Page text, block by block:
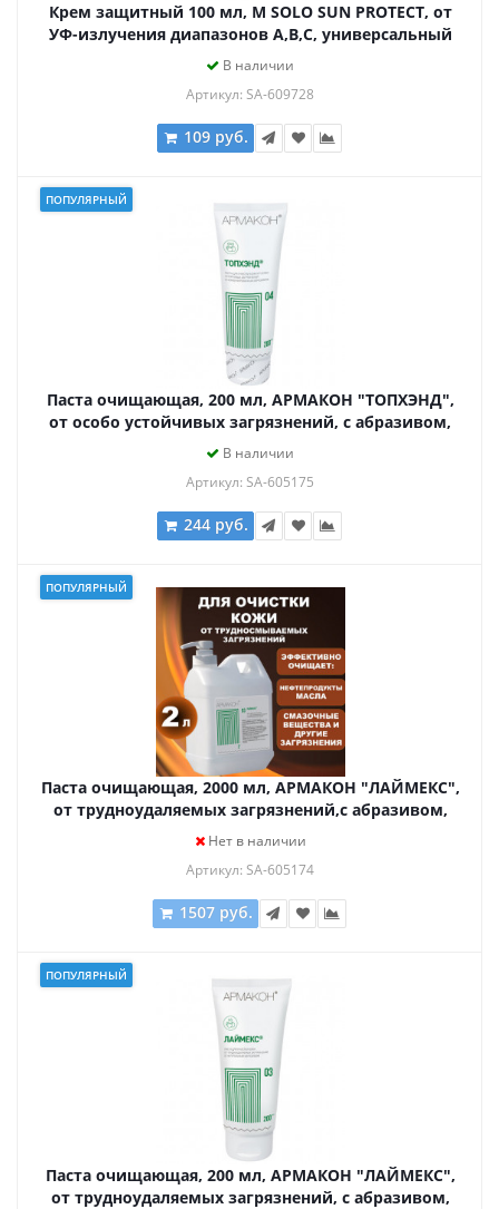
Крем защитный 100 мл, M SOLO SUN PROTECT, от
УФ-излучения диапазонов А,В,С, универсальный
В наличии
Артикул: SA-609728
109 руб.
ПОПУЛЯРНЫЙ
Паста очищающая, 200 мл, АРМАКОН "ТОПХЭНД",
от особо устойчивых загрязнений, с абразивом,
В наличии
Артикул: SA-605175
244 руб.
ПОПУЛЯРНЫЙ
Паста очищающая, 2000 мл, АРМАКОН "ЛАЙМЕКС",
от трудноудаляемых загрязнений,с абразивом,
дозатор, 1187
Нет в наличии
Артикул: SA-605174
1507 руб.
ПОПУЛЯРНЫЙ
Паста очищающая, 200 мл, АРМАКОН "ЛАЙМЕКС",
от трудноудаляемых загрязнений, с абразивом,